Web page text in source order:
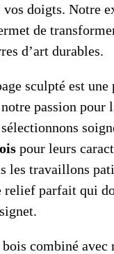
vos doigts. Notre
de
d’art durables.
sculpté est une
passion pour
pour leurs
les travaillons
relief parfait qui
combiné avec